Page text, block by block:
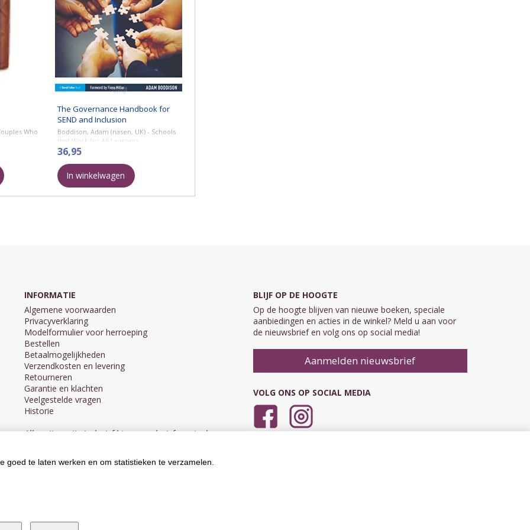
Who
The Governance Handbook for
SEND and Inclusion
Boddison, Adam (nasen, UK) - Schools
that Work for All Learners
36,95
In winkelwagen
INFORMATIE
Algemene voorwaarden
Privacyverklaring
Modelformulier voor herroeping
Bestellen
Betaalmogelijkheden
Verzendkosten en levering
Retourneren
Garantie en klachten
Veelgestelde vragen
Historie
Alle prijzen zijn inclusief btw en exclusief eventuele
BLIJF OP DE HOOGTE
Op de hoogte blijven van nieuwe boeken, speciale
aanbiedingen en acties in de winkel? Meld u aan voor
de nieuwsbrief en volg ons op social media!
Aanmelden nieuwsbrief
VOLG ONS OP SOCIAL MEDIA
goed te laten werken en om statistieken te verzamelen.